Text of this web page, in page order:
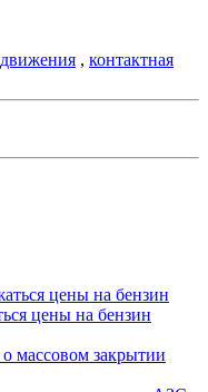
, контактная
цены на бензин